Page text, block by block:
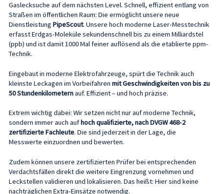
Gaslecksuche auf dem nächsten Level. Schnell, effizient entlang von
Straßen im öffentlichen Raum: Die ermöglicht unsere neue
Dienstleistung PipeScout. Unsere hoch moderne Laser-Messtechnik
erfasst Erdgas-Moleküle sekundenschnell bis zu einem Milliardstel
(ppb) und ist damit 1000 Mal feiner auflösend als die etablierte ppm-
Technik.
Eingebaut in moderne Elektrofahrzeuge, spürt die Technik auch
kleinste Leckagen im Vorbeifahren mit Geschwindigkeiten von bis zu
50 Stundenkilometernauf. Effizient – und hoch präzise.
Extrem wichtig dabei: Wir setzen nicht nur auf moderne Technik,
sondern immer auch aufhoch qualifizierte, nach DVGW 468-2
zertifizierte Fachleute. Die sind jederzeit in der Lage, die
Messwerte einzuordnen und bewerten.
Zudem können unsere zertifizierten Prüfer bei entsprechenden
Verdachtsfällen direkt die weitere Eingrenzung vornehmen und
Leckstellen validieren und lokalisieren. Das heißt: Hier sind keine
nachträglichen Extra-Einsätze notwendig.